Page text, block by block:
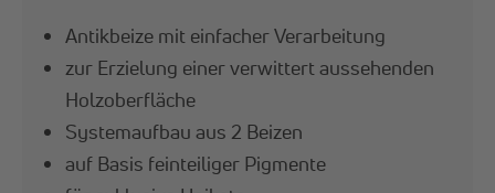
Antikbeize mit einfacher Verarbeitung
zur Erzielung einer verwittert aussehenden
Holzoberfläche
Systemaufbau aus 2 Beizen
auf Basis feinteiliger Pigmente